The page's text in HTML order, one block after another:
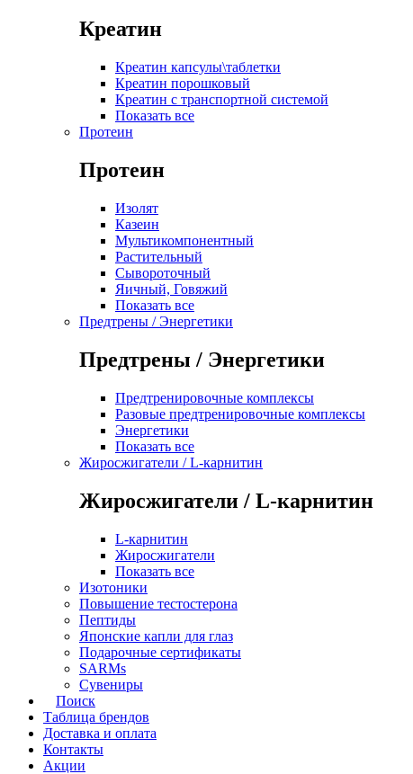
Креатин
Креатин капсулы\таблетки
Креатин порошковый
Креатин с транспортной системой
Показать все
Протеин
Протеин
Изолят
Казеин
Мультикомпонентный
Растительный
Сывороточный
Яичный, Говяжий
Показать все
Предтрены / Энергетики
Предтрены / Энергетики
Предтренировочные комплексы
Разовые предтренировочные комплексы
Энергетики
Показать все
Жиросжигатели / L-карнитин
Жиросжигатели / L-карнитин
L-карнитин
Жиросжигатели
Показать все
Изотоники
Повышение тестостерона
Пептиды
Японские капли для глаз
Подарочные сертификаты
SARMs
Сувениры
Поиск
Таблица брендов
Доставка и оплата
Контакты
Акции